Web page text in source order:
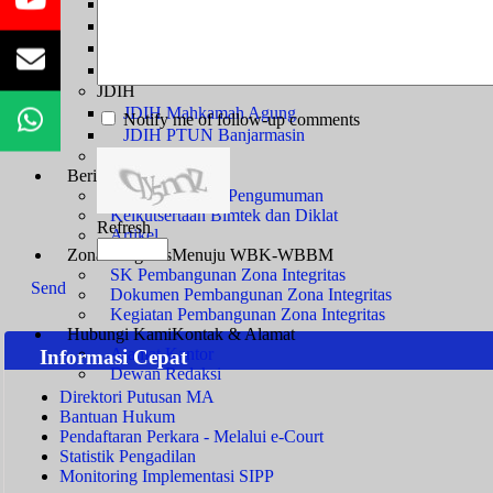
JDIH
JDIH Mahkamah Agung
JDIH PTUN Banjarmasin
Berita
Artikel & Galeri
Berita Terkini & Pengumuman
Keikutsertaan Bimtek dan Diklat
Artikel
Zona IntegritasMenuju WBK-WBBM
SK Pembangunan Zona Integritas
Dokumen Pembangunan Zona Integritas
Kegiatan Pembangunan Zona Integritas
Hubungi KamiKontak & Alamat
Alamat Kantor
Dewan Redaksi
Notify me of follow-up comments
Refresh
Send
Informasi Cepat
Direktori Putusan MA
Bantuan Hukum
Pendaftaran Perkara - Melalui e-Court
Statistik Pengadilan
Monitoring Implementasi SIPP